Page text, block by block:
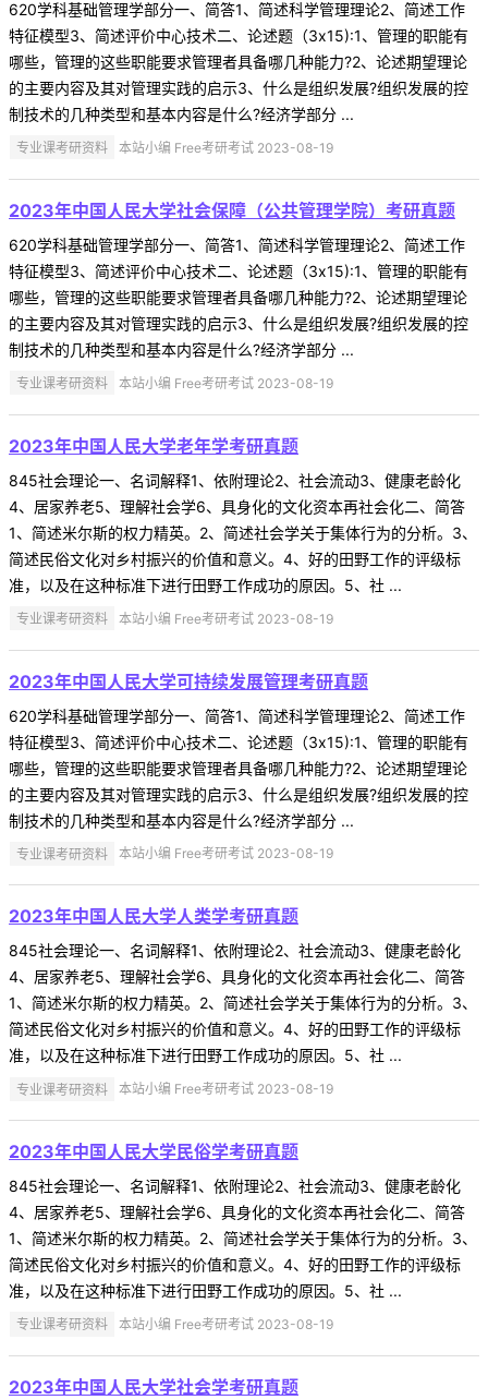
620学科基础管理学部分一、简答1、简述科学管理理论2、简述工作
特征模型3、简述评价中心技术二、论述题（3x15):1、管理的职能有
哪些，管理的这些职能要求管理者具备哪几种能力?2、论述期望理论
的主要内容及其对管理实践的启示3、什么是组织发展?组织发展的控
制技术的几种类型和基本内容是什么?经济学部分 ...
专业课考研资料 本站小编 Free考研考试 2023-08-19
2023年中国人民大学社会保障（公共管理学院）考研真题
620学科基础管理学部分一、简答1、简述科学管理理论2、简述工作
特征模型3、简述评价中心技术二、论述题（3x15):1、管理的职能有
哪些，管理的这些职能要求管理者具备哪几种能力?2、论述期望理论
的主要内容及其对管理实践的启示3、什么是组织发展?组织发展的控
制技术的几种类型和基本内容是什么?经济学部分 ...
专业课考研资料 本站小编 Free考研考试 2023-08-19
2023年中国人民大学老年学考研真题
845社会理论一、名词解释1、依附理论2、社会流动3、健康老龄化
4、居家养老5、理解社会学6、具身化的文化资本再社会化二、简答
1、简述米尔斯的权力精英。2、简述社会学关于集体行为的分析。3、
简述民俗文化对乡村振兴的价值和意义。4、好的田野工作的评级标
准，以及在这种标准下进行田野工作成功的原因。5、社 ...
专业课考研资料 本站小编 Free考研考试 2023-08-19
2023年中国人民大学可持续发展管理考研真题
620学科基础管理学部分一、简答1、简述科学管理理论2、简述工作
特征模型3、简述评价中心技术二、论述题（3x15):1、管理的职能有
哪些，管理的这些职能要求管理者具备哪几种能力?2、论述期望理论
的主要内容及其对管理实践的启示3、什么是组织发展?组织发展的控
制技术的几种类型和基本内容是什么?经济学部分 ...
专业课考研资料 本站小编 Free考研考试 2023-08-19
2023年中国人民大学人类学考研真题
845社会理论一、名词解释1、依附理论2、社会流动3、健康老龄化
4、居家养老5、理解社会学6、具身化的文化资本再社会化二、简答
1、简述米尔斯的权力精英。2、简述社会学关于集体行为的分析。3、
简述民俗文化对乡村振兴的价值和意义。4、好的田野工作的评级标
准，以及在这种标准下进行田野工作成功的原因。5、社 ...
专业课考研资料 本站小编 Free考研考试 2023-08-19
2023年中国人民大学民俗学考研真题
845社会理论一、名词解释1、依附理论2、社会流动3、健康老龄化
4、居家养老5、理解社会学6、具身化的文化资本再社会化二、简答
1、简述米尔斯的权力精英。2、简述社会学关于集体行为的分析。3、
简述民俗文化对乡村振兴的价值和意义。4、好的田野工作的评级标
准，以及在这种标准下进行田野工作成功的原因。5、社 ...
专业课考研资料 本站小编 Free考研考试 2023-08-19
2023年中国人民大学社会学考研真题